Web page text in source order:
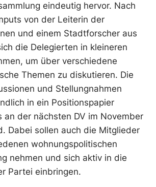
eindeutig hervor. Nach
von der Leiterin der
und einem Stadtforscher aus
die Delegierten in kleineren
um über verschiedene
Themen zu diskutieren. Die
und Stellungnahmen
in ein Positionspapier
an der nächsten DV im November
Dabei sollen auch die Mitglieder
wohnungspolitischen
nehmen und sich aktiv in die
Partei einbringen.